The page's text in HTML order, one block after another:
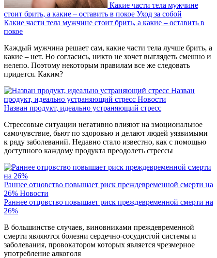
Какие части тела мужчине
стоит брить, а какие – оставить в покое Уход за собой
Какие части тела мужчине стоит брить, а какие – оставить в
покое
Каждый мужчина решает сам, какие части тела лучше брить, а
какие – нет. Но согласись, никто не хочет выглядеть смешно и
нелепо. Поэтому некоторым правилам все же следовать
придется. Каким?
Назван
продукт, идеально устраняющий стресс Новости
Назван продукт, идеально устраняющий стресс
Стрессовые ситуации негативно влияют на эмоциональное
самочувствие, бьют по здоровью и делают людей уязвимыми
к ряду заболеваний. Недавно стало известно, как с помощью
доступного каждому продукта преодолеть стрессы
Раннее отцовство повышает риск преждевременной смерти на
26% Новости
Раннее отцовство повышает риск преждевременной смерти на
26%
В большинстве случаев, виновниками преждевременной
смерти являются болезни сердечно-сосудистой системы и
заболевания, провокатором которых является чрезмерное
употребление алкоголя